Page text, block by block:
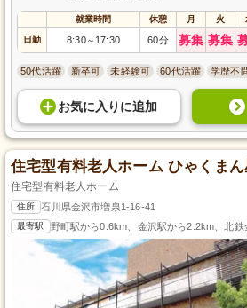
就業時間 休憩 月 火
日勤 8:30～ 17:30 60分 募集 募集
50代活躍 新卒可 未経験可 60代活躍 学歴不
お気に入り に追加
住宅型有料老人ホーム ひゃくま
住宅型有料老人ホーム
住所 石川県金沢市増泉1-16-41
最寄駅 野町駅から0.6km、金沢駅から2.2km、北